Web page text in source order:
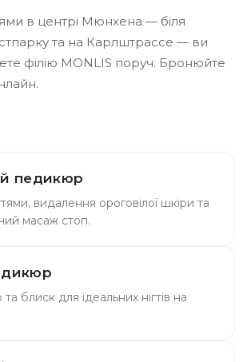
в центрі Мюнхена — біля
та на Карлштрассе — ви
філію MONLIS поруч. Бронюйте
педикюр
видалення ороговілої шкіри та
масаж стоп.
та блиск для ідеальних нігтів на